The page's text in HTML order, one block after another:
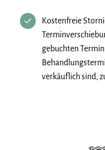
Kostenfreie
gebuchten
verkäuflich sind,